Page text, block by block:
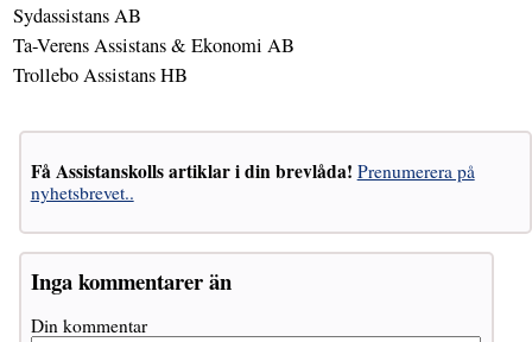
Sydassistans AB
Ta-Verens Assistans & Ekonomi AB
Trollebo Assistans HB
Få Assistanskolls artiklar i din brevlåda! Prenumerera på
nyhetsbrevet..
Inga kommentarer än
Din kommentar